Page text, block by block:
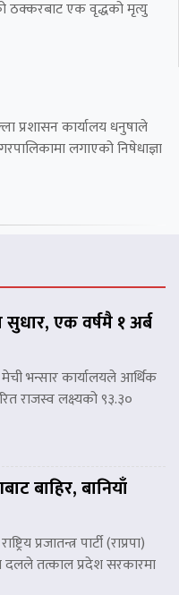
ठक्करबाट एक वृद्धको मृत्यु
प्रशासन कार्यालय धनुषाले
लगाएको निषेधाज्ञा
एक वर्षमै १ अर्ब
भन्सार कार्यालयले आर्थिक
राजस्व लक्ष्यको ९३.३०
बाहिर, बानियाँ
प्रजातन्त्र पार्टी (राप्रपा)
दलले तत्काल प्रदेश सरकारमा